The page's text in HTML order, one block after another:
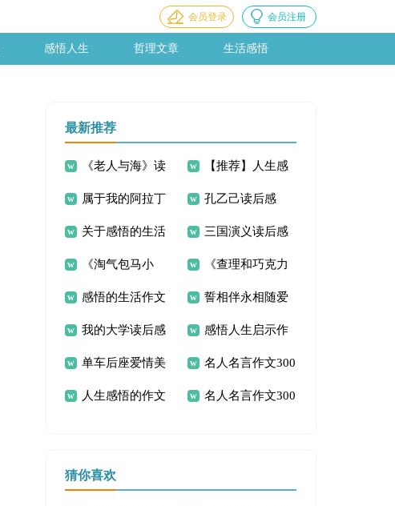
会员登录 会员注册
感悟人生 哲理文章 生活感悟
最新推荐
《老人与海》读
书笔记15篇
【推荐】人生感
悟的作文300字汇编
十篇
属于我的阿拉丁
神灯爱情美文
孔乙己读后感
关于感悟的生活
作文300字四篇
三国演义读后感
《淘气包马小
跳》读后感
《查理和巧克力
工厂》读后感
感悟的生活作文
300字汇编九篇
誓相伴永相随爱
情美文
我的大学读后感 感悟人生启示作
文3篇
单车后座爱情美
文
名人名言作文300
字汇总8篇
人生感悟的作文 名人名言作文300
猜你喜欢